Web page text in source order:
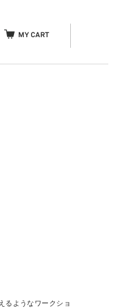
るようなワークショ